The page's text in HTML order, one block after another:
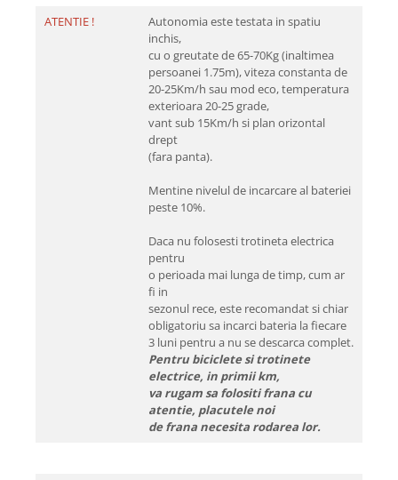
ATENTIE !
Autonomia este testata in spatiu
inchis,
cu o greutate de 65-70Kg (inaltimea
persoanei 1.75m), viteza constanta de
20-25Km/h sau mod eco, temperatura
exterioara 20-25 grade,
vant sub 15Km/h si plan orizontal
drept
(fara panta).
Mentine nivelul de incarcare al bateriei
peste 10%.
Daca nu folosesti trotineta electrica
pentru
o perioada mai lunga de timp, cum ar
fi in
sezonul rece, este recomandat si chiar
obligatoriu sa incarci bateria la fiecare
3 luni pentru a nu se descarca complet.
Pentru biciclete si trotinete
electrice, in primii km,
va rugam sa folositi frana cu
atentie, placutele noi
de frana necesita rodarea lor.